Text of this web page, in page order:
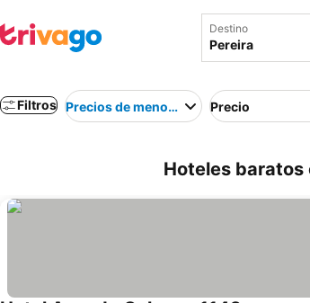
Destino
Filtros Precios de menor a mayorPrecio
Hoteles baratos